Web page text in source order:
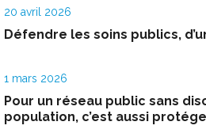
20 avril 2026
Défendre les soins publics,
1 mars 2026
Pour un réseau public sans
population, c’est aussi